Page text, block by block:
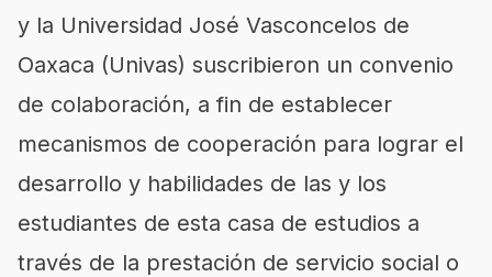
y la Universidad José Vasconcelos de
Oaxaca (Univas) suscribieron un convenio
de colaboración, a fin de establecer
mecanismos de cooperación para lograr el
desarrollo y habilidades de las y los
estudiantes de esta casa de estudios a
través de la prestación de servicio social o